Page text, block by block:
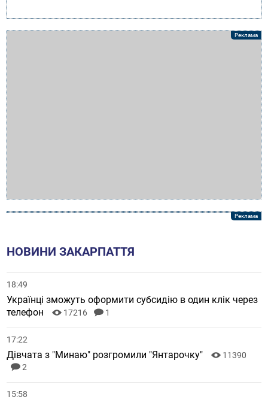
НОВИНИ ЗАКАРПАТТЯ
18:49
Українці зможуть оформити субсидію в один клік через
телефон
17216 1
17:22
Дівчата з "Минаю" розгромили "Янтарочку"
11390
2
15:58